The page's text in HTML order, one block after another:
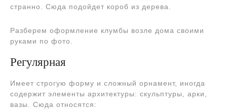
странно. Сюда подойдет короб из дерева.
Разберем оформление клумбы возле дома своими
руками по фото.
Регулярная
Имеет строгую форму и сложный орнамент, иногда
содержит элементы архитектуры: скульптуры, арки,
вазы. Сюда относятся: